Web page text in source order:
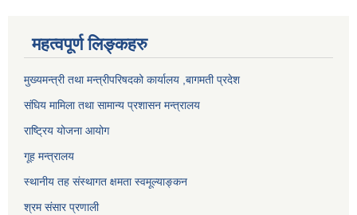
महत्वपूर्ण लिङ्कहरु
मुख्यमन्त्री तथा मन्त्रीपरिषदको कार्यालय ,बागमती प्रदेश
संघिय मामिला तथा सामान्य प्रशासन मन्त्रालय
राष्ट्रिय योजना आयोग
गूह मन्त्रालय
स्थानीय तह संस्थागत क्षमता स्वमूल्याङ्कन
श्रम संसार प्रणाली